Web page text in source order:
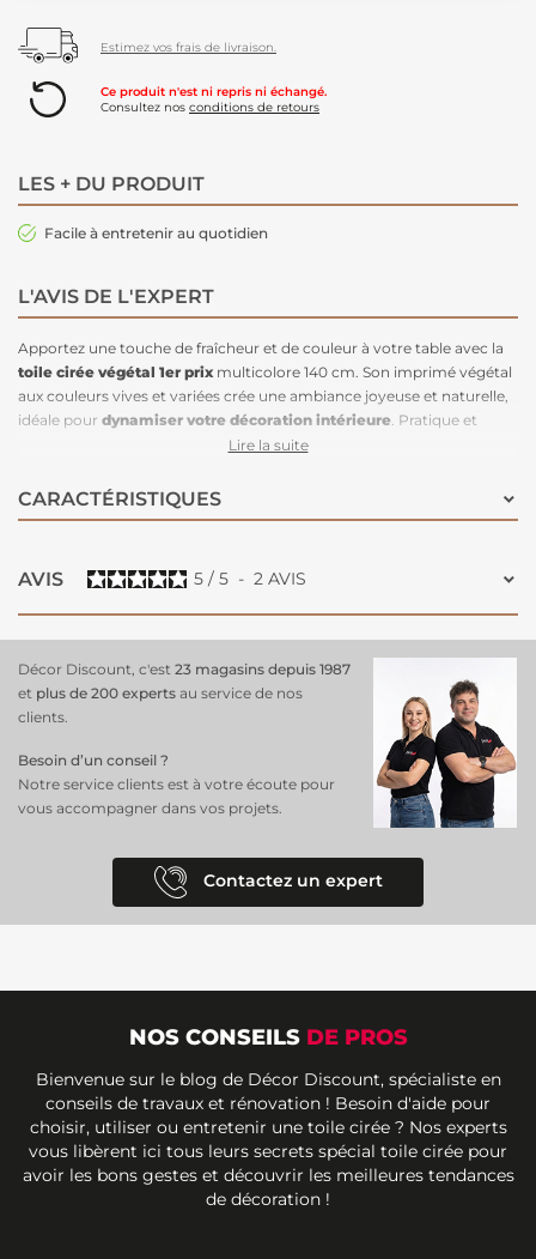
Estimez vos frais de livraison.
Ce produit n'est ni repris ni échangé.
Consultez nos conditions de retours
LES + DU PRODUIT
Facile à entretenir au quotidien
L'AVIS DE L'EXPERT
Apportez une touche de fraîcheur et de couleur à votre table avec la
toile cirée végétal 1er prixmulticolore 140 cm. Son imprimé végétal
aux couleurs vives et variées crée une ambiance joyeuse et naturelle,
idéale pour dynamiser votre décoration intérieure. Pratique et
toile cirée protège efficacement votre table lors
elle s’adapte à diverses tailles de tables, offrant à la fois style et
fonctionnalité. Une solution abordable et esthétique pour embellir
Lire la suite
CARACTÉRISTIQUES
AVIS 5 / 5 - 2 AVIS
Décor Discount, c'est 23 magasins depuis 1987
et plus de 200 experts au service de nos
clients.
Besoin d’un conseil ?
Notre service clients est à votre écoute pour
vous accompagner dans vos projets.
Contactez un expert
NOS CONSEILS DE PROS
Bienvenue sur le blog de Décor Discount, spécialiste en
conseils de travaux et rénovation ! Besoin d'aide pour
choisir, utiliser ou entretenir une toile cirée ? Nos experts
vous libèrent ici tous leurs secrets spécial toile cirée pour
avoir les bons gestes et découvrir les meilleures tendances
de décoration !